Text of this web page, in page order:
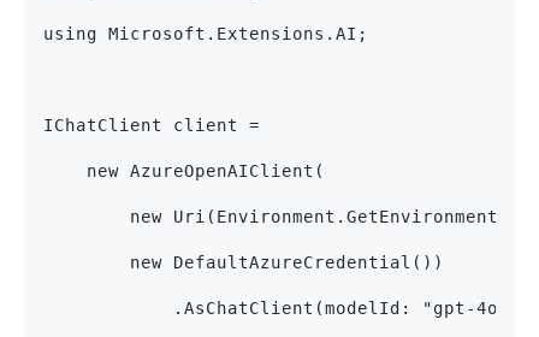
using Microsoft.Extensions.AI;
IChatClient client =
    new AzureOpenAIClient(
new
        new DefaultAzureCredential())
.AsChatClient(modelId: "gpt-4o-